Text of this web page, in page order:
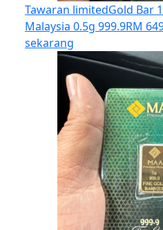
Tawaran limitedGold Bar
Malaysia 0.5g 999.9RM
sekarang